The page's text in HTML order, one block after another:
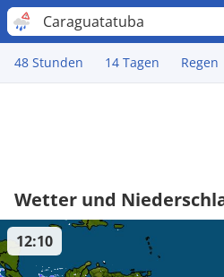
Caraguatatuba
48 Stunden 14 Tagen Regen
Wetter und
12:10